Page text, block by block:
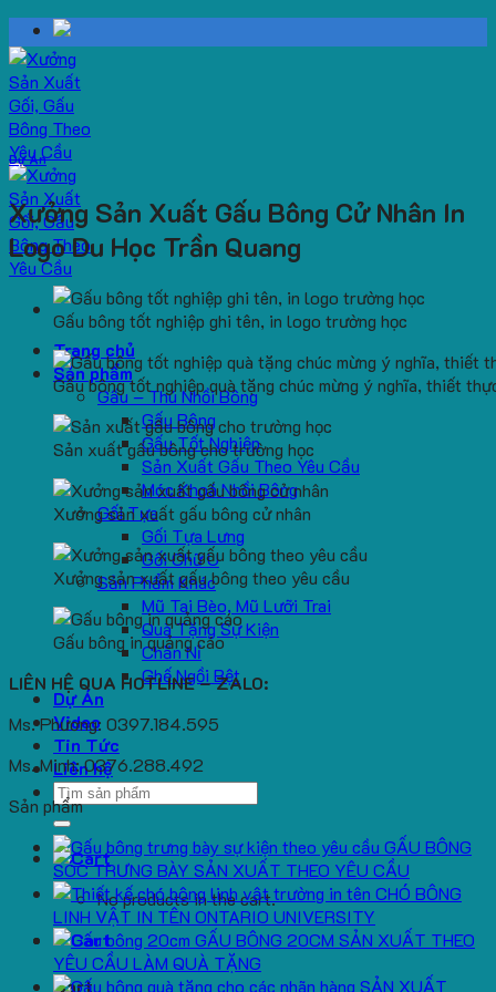
Skip
to
content
Trang chủ
Sản phẩm
Gấu – Thú Nhồi Bông
Gấu Bông
Gấu Tốt Nghiệp
Sản Xuất Gấu Theo Yêu Cầu
Móc Khoá Nhồi Bông
Gối Tựa
Gối Tựa Lưng
Gối Chữ U
Sản Phẩm Khác
Mũ Tai Bèo, Mũ Lưỡi Trai
Quà Tặng Sự Kiện
Chăn Nỉ
Ghế Ngồi Bệt
Dự Án
Video
Tin Tức
Liên hệ
Search
for:
No products in the cart.
Cart
Dự Án
Xưởng Sản Xuất Gấu Bông Cử Nhân In
Logo Du Học Trần Quang
Gấu bông tốt nghiệp ghi tên, in logo trường học
Gấu bông tốt nghiệp quà tặng chúc mừng ý nghĩa, thiết
Sản xuất gấu bông cho trường học
Xưởng sản xuất gấu bông cử nhân
Xưởng sản xuất gấu bông theo yêu cầu
Gấu bông in quảng cáo
LIÊN HỆ QUA HOTLINE – ZALO:
Ms. Phương: 0397.184.595
Ms. Minh: 0376.288.492
Sản phẩm
GẤU BÔNG
SÓC TRƯNG BÀY SẢN XUẤT THEO YÊU CẦU
CHÓ BÔNG
LINH VẬT IN TÊN ONTARIO UNIVERSITY
GẤU BÔNG 20CM SẢN XUẤT THEO
YÊU CẦU LÀM QUÀ TẶNG
SẢN XUẤT